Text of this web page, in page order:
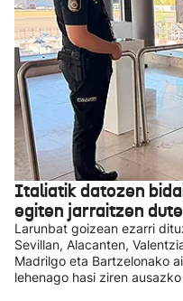
Italiatik datozen
egiten jarraitzen
Larunbat goizean ezarri
Sevillan, Alacanten,
Madrilgo eta Bartzelonako
lehenago hasi ziren